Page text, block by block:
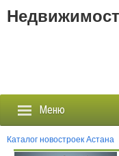
Меню
Каталог новостроек Астана